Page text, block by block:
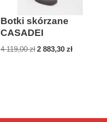
Botki skórzane
CASADEI
4 119,00zł 2 883,30zł